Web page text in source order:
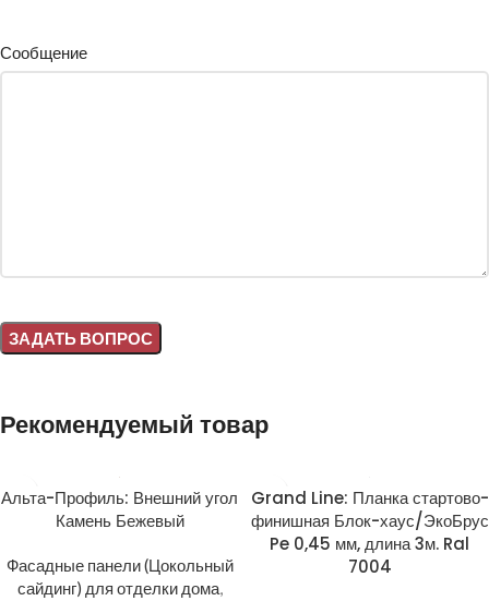
Сообщение
Рекомендуемый товар
Альта-Профиль: Внешний угол
Камень Бежевый
Фасадные панели (Цокольный
сайдинг) для отделки дома,
Grand Line: Планка стартово-
финишная Блок-хаус/ЭкоБрус
Pe 0,45 мм, длина 3м. Ral
7004